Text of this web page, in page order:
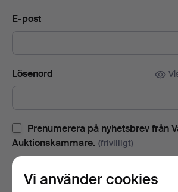
E-post
Lösenord
Prenumerera på nyhetsbrev från
Auktionskammare. (frivilligt)
Med bl.a. auktionskataloger, inbjudningar till
nyheter. Om du ångrar dig kan du enkelt
prenumerationen.
Vi använder cookies